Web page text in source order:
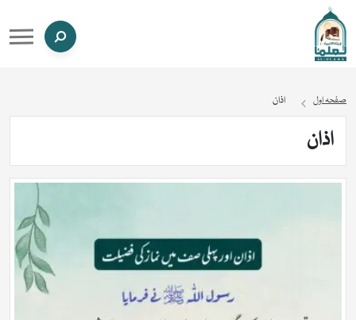
صفحہ اول اذان
اذان